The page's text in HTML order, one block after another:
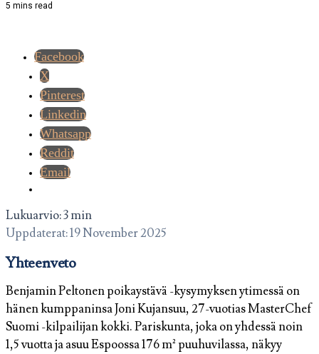
5 mins read
Facebook
X
Pinterest
Linkedin
Whatsapp
Reddit
Email
Lukuarvio: 3 min
Uppdaterat: 19 November 2025
Yhteenveto
Benjamin Peltonen poikaystävä -kysymyksen ytimessä on
hänen kumppaninsa Joni Kujansuu, 27-vuotias MasterChef
Suomi -kilpailijan kokki. Pariskunta, joka on yhdessä noin
1,5 vuotta ja asuu Espoossa 176 m² puuhuvilassa, näkyy